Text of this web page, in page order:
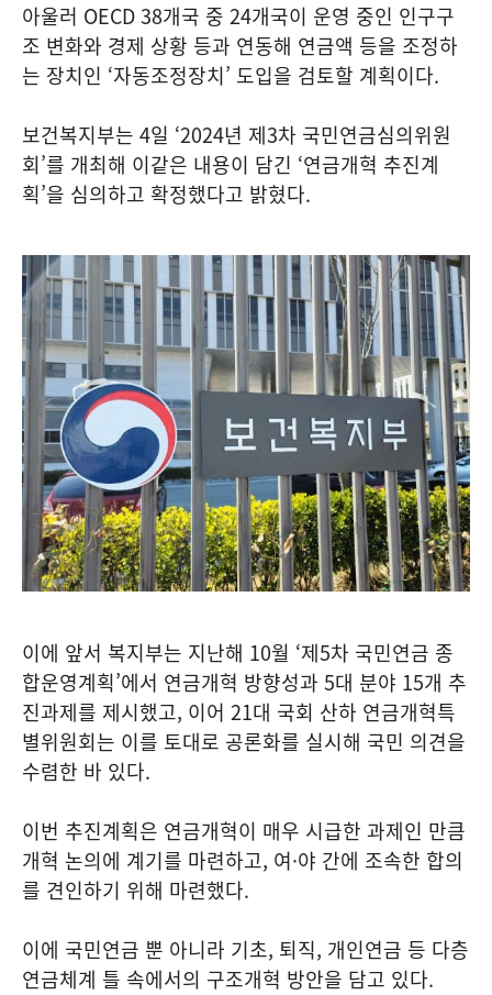
아울러 OECD 38개국 중 24개국이 운영 중인 인구구
조 변화와 경제 상황 등과 연동해 연금액 등을 조정하
는 장치인 ‘자동조정장치’ 도입을 검토할 계획이다.
보건복지부는 4일 ‘2024년 제3차 국민연금심의위원
회’를 개최해 이같은 내용이 담긴 ‘연금개혁 추진계
획’을 심의하고 확정했다고 밝혔다.
이에 앞서 복지부는 지난해 10월 ‘제5차 국민연금 종
합운영계획’에서 연금개혁 방향성과 5대 분야 15개 추
진과제를 제시했고, 이어 21대 국회 산하 연금개혁특
별위원회는 이를 토대로 공론화를 실시해 국민 의견을
수렴한 바 있다.
이번 추진계획은 연금개혁이 매우 시급한 과제인 만큼
개혁 논의에 계기를 마련하고, 여·야 간에 조속한 합의
를 견인하기 위해 마련했다.
이에 국민연금 뿐 아니라 기초, 퇴직, 개인연금 등 다층
연금체계 틀 속에서의 구조개혁 방안을 담고 있다.